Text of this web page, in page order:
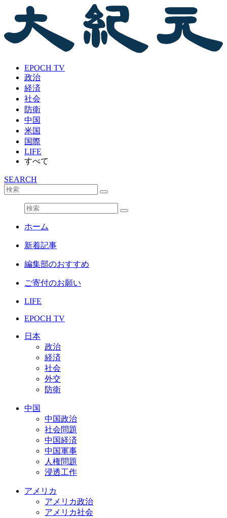
EPOCH TV
政治
経済
社会
防衛
中国
米国
国際
LIFE
すべて
SEARCH
ホーム
新着記事
編集部のおすすめ
ご寄付のお願い
LIFE
EPOCH TV
日本
政治
経済
社会
外交
防衛
中国
中国政治
社会問題
中国経済
中国軍事
人権問題
浸透工作
アメリカ
アメリカ政治
アメリカ社会